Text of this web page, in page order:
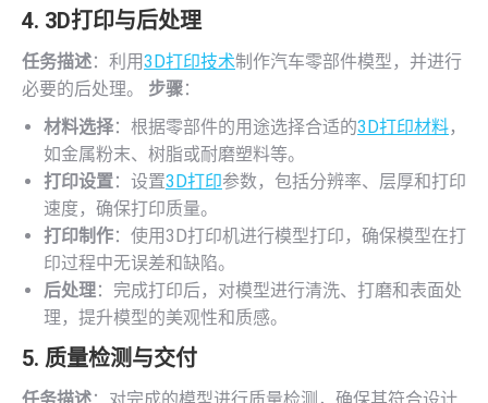
4. 3D打印与后处理
任务描述：利用3D打印技术制作汽车零部件模型，并进行
必要的后处理。 步骤：
材料选择：根据零部件的用途选择合适的3D打印材料，
如金属粉末、树脂或耐磨塑料等。
打印设置：设置3D打印参数，包括分辨率、层厚和打印
速度，确保打印质量。
打印制作：使用3D打印机进行模型打印，确保模型在打
印过程中无误差和缺陷。
后处理：完成打印后，对模型进行清洗、打磨和表面处
理，提升模型的美观性和质感。
5. 质量检测与交付